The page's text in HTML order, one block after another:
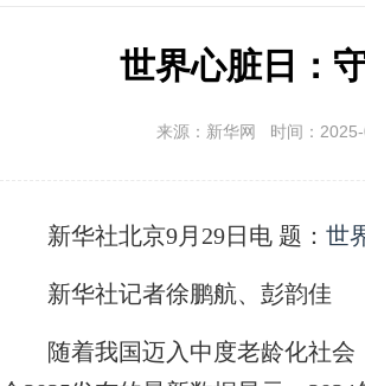
世界心脏日：
来源：新华网 时间：
新华社北京9月29日电 题： 世
新华社记者徐鹏航、彭韵佳
随着我国迈入中度老龄化社会